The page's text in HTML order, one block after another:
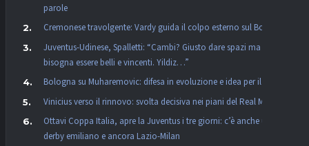
parole
Cremonese travolgente: Vardy guida il colpo esterno sul Bologna
Juventus-Udinese, Spalletti: “Cambi? Giusto dare spazi ma
bisogna essere belli e vincenti. Yildiz…”
Bologna su Muharemovic: difesa in evoluzione e idea per il futuro
Vinicius verso il rinnovo: svolta decisiva nei piani del Real Madrid
Ottavi Coppa Italia, apre la Juventus i tre giorni: c’è anche un
derby emiliano e ancora Lazio-Milan